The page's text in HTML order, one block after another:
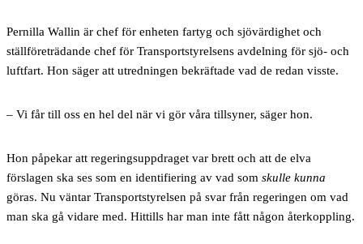
Pernilla Wallin är chef för enheten fartyg och sjövärdighet och
ställföreträdande chef för Transportstyrelsens avdelning för sjö- och
luftfart. Hon säger att utredningen bekräftade vad de redan visste.
– Vi får till oss en hel del när vi gör våra tillsyner, säger hon.
Hon påpekar att regeringsuppdraget var brett och att de elva
förslagen ska ses som en identifiering av vad som skulle kunna
göras. Nu väntar Transportstyrelsen på svar från regeringen om vad
man ska gå vidare med. Hittills har man inte fått någon återkoppling.